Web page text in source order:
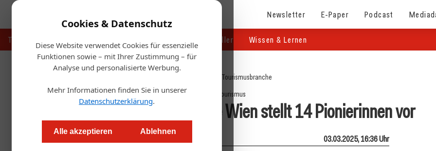
Cookies & Datenschutz
Diese Website verwendet Cookies für essenzielle
Funktionen sowie – mit Ihrer Zustimmung – für
Analyse und personalisierte Werbung.
Mehr Informationen finden Sie in unserer
Datenschutzerklärung.
Alle akzeptieren Ablehnen
Newsletter E-Paper Podcast
Touristik Handel & Hersteller Wissen & Lernen
Tourismusbranche
Tourismus
Frauentag: Neuer City Guide Wien stellt 14 Pionierinnen vor
Redaktion.OEGZ 03.03.2025, 16:36 Uhr